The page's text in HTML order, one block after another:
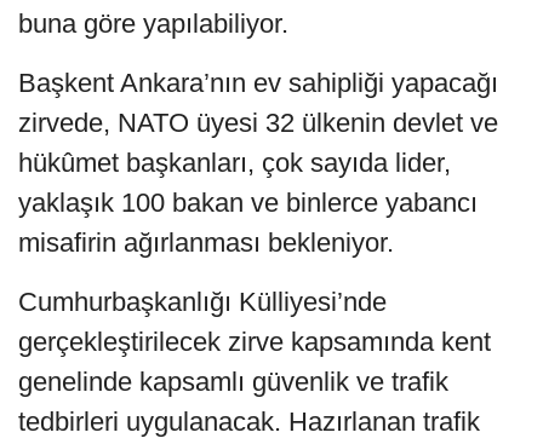
buna göre yapılabiliyor.
Başkent Ankara’nın ev sahipliği yapacağı
zirvede, NATO üyesi 32 ülkenin devlet ve
hükûmet başkanları, çok sayıda lider,
yaklaşık 100 bakan ve binlerce yabancı
misafirin ağırlanması bekleniyor.
Cumhurbaşkanlığı Külliyesi’nde
gerçekleştirilecek zirve kapsamında kent
genelinde kapsamlı güvenlik ve trafik
tedbirleri uygulanacak. Hazırlanan trafik